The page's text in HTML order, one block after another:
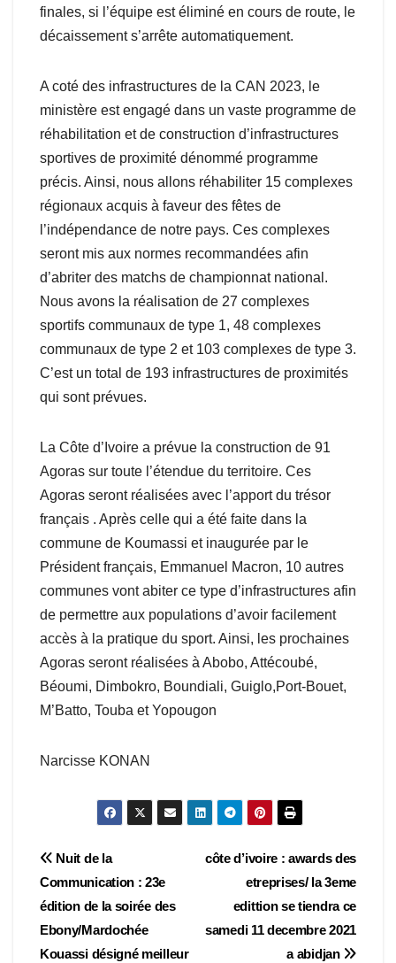
finales, si l’équipe est éliminé en cours de route, le
décaissement s’arrête automatiquement.
A coté des infrastructures de la CAN 2023, le
ministère est engagé dans un vaste programme de
réhabilitation et de construction d’infrastructures
sportives de proximité dénommé programme
précis. Ainsi, nous allons réhabiliter 15 complexes
régionaux acquis à faveur des fêtes de
l’indépendance de notre pays. Ces complexes
seront mis aux normes recommandées afin
d’abriter des matchs de championnat national.
Nous avons la réalisation de 27 complexes
sportifs communaux de type 1, 48 complexes
communaux de type 2 et 103 complexes de type 3.
C’est un total de 193 infrastructures de proximités
qui sont prévues.
La Côte d’Ivoire a prévue la construction de 91
Agoras sur toute l’étendue du territoire. Ces
Agoras seront réalisées avec l’apport du trésor
français . Après celle qui a été faite dans la
commune de Koumassi et inaugurée par le
Président français, Emmanuel Macron, 10 autres
communes vont abiter ce type d’infrastructures afin
de permettre aux populations d’avoir facilement
accès à la pratique du sport. Ainsi, les prochaines
Agoras seront réalisées à Abobo, Attécoubé,
Béoumi, Dimbokro, Boundiali, Guiglo,Port-Bouet,
M’Batto, Touba et Yopougon
Narcisse KONAN
Navigation
de
l’article
côte d’ivoire : awards des
etreprises/ la 3eme
edittion se tiendra ce
samedi 11 decembre 2021
a abidjan
Nuit de la
Communication : 23e
édition de la soirée des
Ebony/Mardochée
Kouassi désigné meilleur